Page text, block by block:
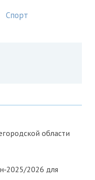
Спорт
области
2026 для